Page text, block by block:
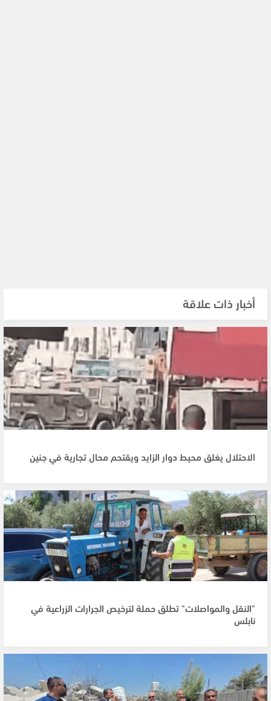
أخبار ذات علاقة
الاحتلال يغلق محيط دوار الزايد ويقتحم محال تجارية في جنين
"النقل والمواصلات" تطلق حملة لترخيص الجرارات الزراعية في
نابلس